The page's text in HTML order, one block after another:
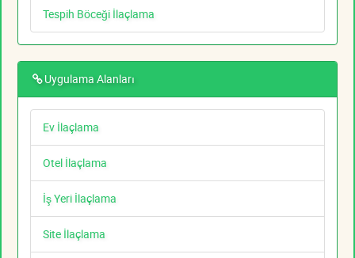
Tespih Böceği İlaçlama
Uygulama Alanları
Ev İlaçlama
Otel İlaçlama
İş Yeri İlaçlama
Site İlaçlama